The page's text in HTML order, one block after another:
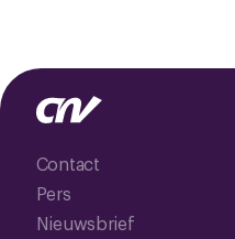
Contact
Pers
Nieuwsbrief